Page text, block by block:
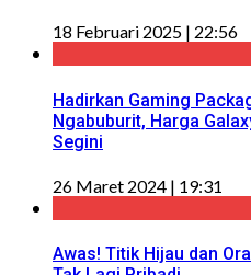
18 Februari 2025 | 22:56
Hadirkan Gaming
Ngabuburit, Harga
Segini
26 Maret 2024 | 19:31
Awas! Titik Hijau dan